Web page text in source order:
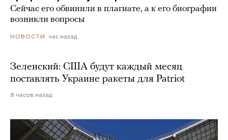
Сейчас его обвинили в плагиате, а к его биографии
возникли вопросы
НОВОСТИ час назад
Зеленский: США будут каждый месяц
поставлять Украине ракеты для Patriot
8 часов назад